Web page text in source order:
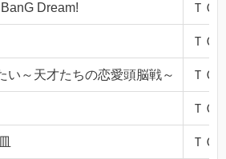
Dream! ＴＯ
ＴＯ
い～天才たちの恋愛頭脳戦～ ＴＯ
ＴＯ
ＴＯ